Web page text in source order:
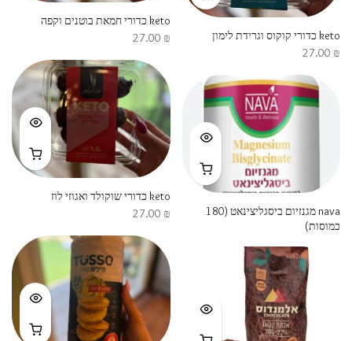
keto כדורי חמאת בוטנים וקפה
27.00 ₪
keto כדורי קוקוס וגרידת לימון
27.00 ₪
keto כדורי שוקולד ואגוזי לוז
27.00 ₪
nava מגנזיום ביסגליצינאט (180
כמוסות)